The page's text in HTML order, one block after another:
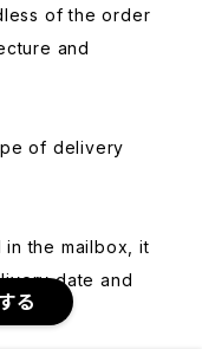
る
of the order
and
of delivery
the mailbox, it
date and